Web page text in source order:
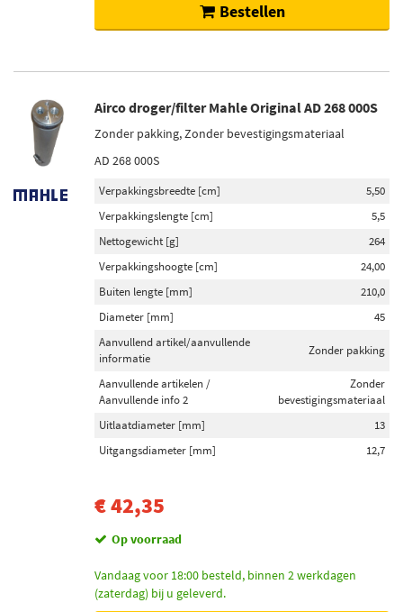
Bestellen
Airco droger/filter Mahle Original AD 268 000S
Zonder pakking, Zonder bevestigingsmateriaal
AD 268 000S
Verpakkingsbreedte [cm]
5,50
Verpakkingslengte [cm]
5,5
Nettogewicht [g]
264
Verpakkingshoogte [cm]
24,00
Buiten lengte [mm]
210,0
Diameter [mm]
45
Aanvullend artikel/aanvullende
informatie
Zonder pakking
Aanvullende artikelen /
Aanvullende info 2
Zonder
bevestigingsmateriaal
Uitlaatdiameter [mm]
13
Uitgangsdiameter [mm]
12,7
€ 42,35
Op voorraad
Vandaag voor 18:00 besteld, binnen 2 werkdagen
(zaterdag) bij u geleverd.